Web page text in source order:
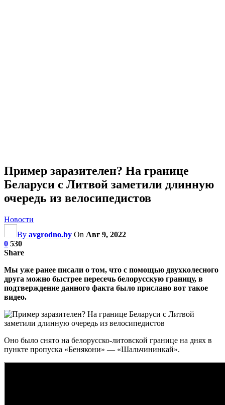
Пример заразителен? На границе
Беларуси с Литвой заметили длинную
очередь из велосипедистов
Новости
By avgrodno.by On Авг 9, 2022
0 530
Share
Мы уже ранее писали о том, что с помощью двухколесного
друга можно быстрее пересечь белорусскую границу, в
подтверждение данного факта было прислано вот такое
видео.
Оно было снято на белорусско-литовской границе на днях в
пункте пропуска «Бенякони» — «Шальчининкай».